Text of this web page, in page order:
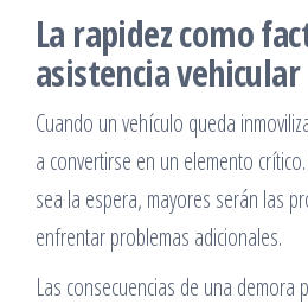
La rapidez como
asistencia vehicular
Cuando un vehículo queda
a convertirse en un elemento
sea la espera, mayores serán las
enfrentar problemas adicionales.
Las consecuencias de una demora